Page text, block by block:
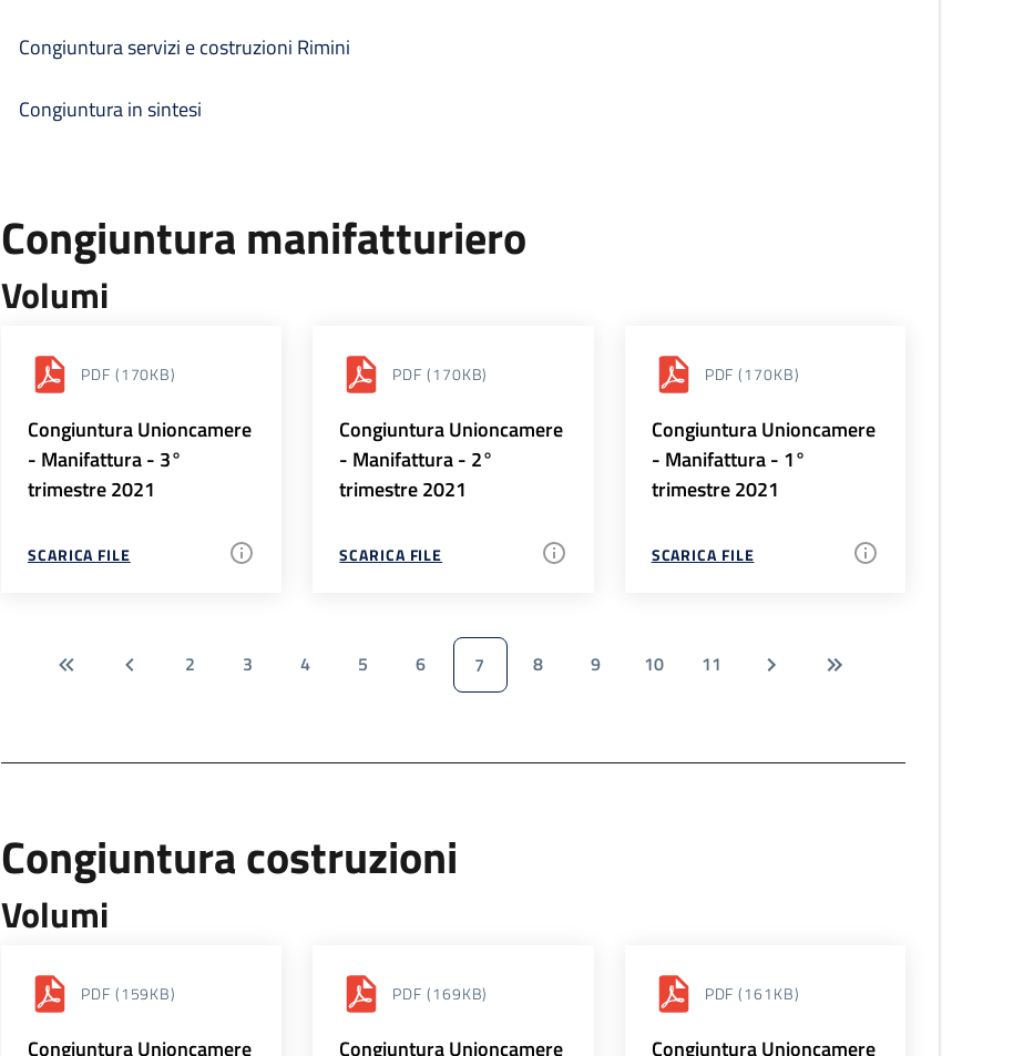
Congiuntura servizi e costruzioni Rimini
Congiuntura in sintesi
Congiuntura manifatturiero
Volumi
PDF (170KB)
Congiuntura Unioncamere
- Manifattura - 3°
trimestre 2021
SCARICA FILE
PDF (170KB)
Congiuntura Unioncamere
- Manifattura - 2°
trimestre 2021
SCARICA FILE
PDF (170KB)
Congiuntura Unioncamere
- Manifattura - 1°
trimestre 2021
SCARICA FILE
2 3 4 5 6 7 8 9 10 11
Congiuntura costruzioni
Volumi
PDF (159KB)
Congiuntura Unioncamere
PDF (169KB)
Congiuntura Unioncamere
PDF (161KB)
Congiuntura Unioncamere